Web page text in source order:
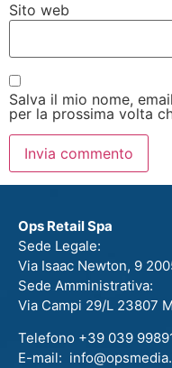
Sito web
Salva il mio nome,
per la prossima volta
Ops Retail Spa
Sede Legale:
Via Isaac Newton, 9
Sede Amministrativa:
Via Campi 29/L 23807
Telefono +39 039
E-mail: